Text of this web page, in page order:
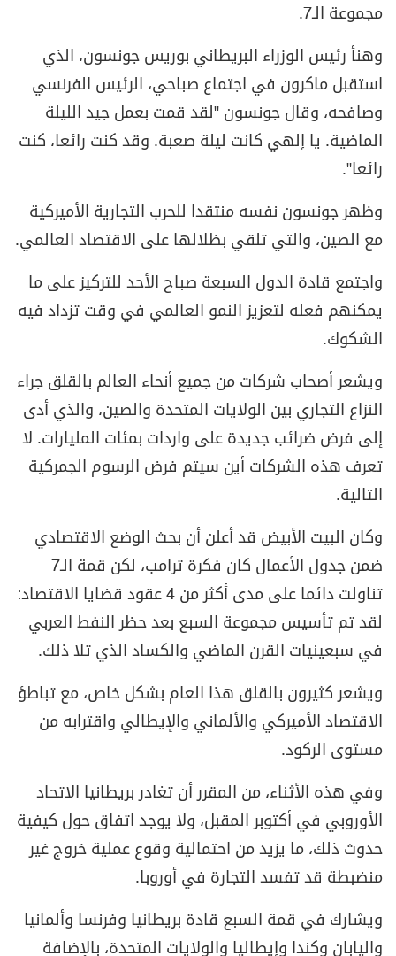
مجموعة الـ7.
وهنأ رئيس الوزراء البريطاني بوريس جونسون، الذي
استقبل ماكرون في اجتماع صباحي، الرئيس الفرنسي
وصافحه، وقال جونسون "لقد قمت بعمل جيد الليلة
الماضية. يا إلهي كانت ليلة صعبة. وقد كنت رائعا، كنت
رائعا".
وظهر جونسون نفسه منتقدا للحرب التجارية الأميركية
مع الصين، والتي تلقي بظلالها على الاقتصاد العالمي.
واجتمع قادة الدول السبعة صباح الأحد للتركيز على ما
يمكنهم فعله لتعزيز النمو العالمي في وقت تزداد فيه
الشكوك.
ويشعر أصحاب شركات من جميع أنحاء العالم بالقلق جراء
النزاع التجاري بين الولايات المتحدة والصين، والذي أدى
إلى فرض ضرائب جديدة على واردات بمئات المليارات. لا
تعرف هذه الشركات أين سيتم فرض الرسوم الجمركية
التالية.
وكان البيت الأبيض قد أعلن أن بحث الوضع الاقتصادي
ضمن جدول الأعمال كان فكرة ترامب، لكن قمة الـ7
تناولت دائما على مدى أكثر من 4 عقود قضايا الاقتصاد:
لقد تم تأسيس مجموعة السبع بعد حظر النفط العربي
في سبعينيات القرن الماضي والكساد الذي تلا ذلك.
ويشعر كثيرون بالقلق هذا العام بشكل خاص، مع تباطؤ
الاقتصاد الأميركي والألماني والإيطالي واقترابه من
مستوى الركود.
وفي هذه الأثناء، من المقرر أن تغادر بريطانيا الاتحاد
الأوروبي في أكتوبر المقبل، ولا يوجد اتفاق حول كيفية
حدوث ذلك، ما يزيد من احتمالية وقوع عملية خروج غير
منضبطة قد تفسد التجارة في أوروبا.
ويشارك في قمة السبع قادة بريطانيا وفرنسا وألمانيا
واليابان وكندا وإيطاليا والولايات المتحدة، بالإضافة